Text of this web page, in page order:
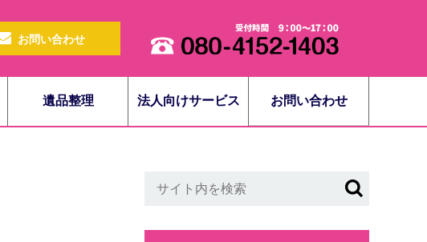
お問い合わせ
遺品整理 法人向けサービス お問い合わせ